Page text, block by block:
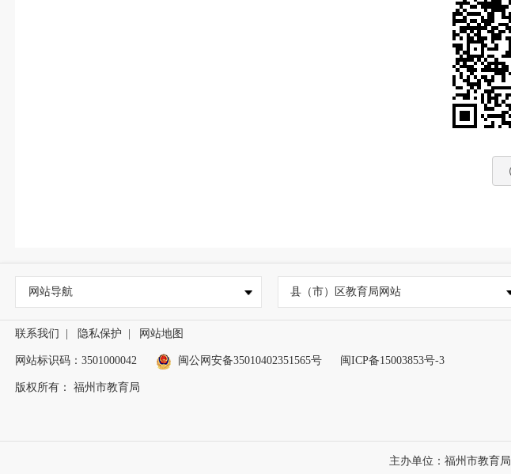
网站导航 县（市）区教育局网站
联系我们 隐私保护 网站地图
网站标识码：3501000042 闽公网安备35010402351565号 闽ICP备15003853号-3
版权所有： 福州市教育局
主办单位：福州市教育局